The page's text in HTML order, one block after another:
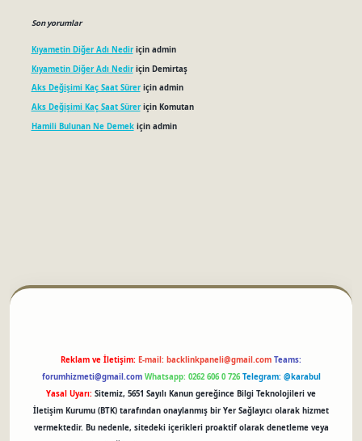
Son yorumlar
Kıyametin Diğer Adı Nediriçin admin
Kıyametin Diğer Adı Nediriçin Demirtaş
Aks Değişimi Kaç Saat Süreriçin admin
Aks Değişimi Kaç Saat Süreriçin Komutan
Hamili Bulunan Ne Demekiçin admin
Reklam ve İletişim: E-mail: backlinkpaneli@gmail.com Teams:
forumhizmeti@gmail.com Whatsapp: 0262 606 0 726 Telegram: @karabul
Yasal Uyarı: Sitemiz, 5651 Sayılı Kanun gereğince Bilgi Teknolojileri ve
İletişim Kurumu (BTK) tarafından onaylanmış bir Yer Sağlayıcı olarak hizmet
vermektedir. Bu nedenle, sitedeki içerikleri proaktif olarak denetleme veya